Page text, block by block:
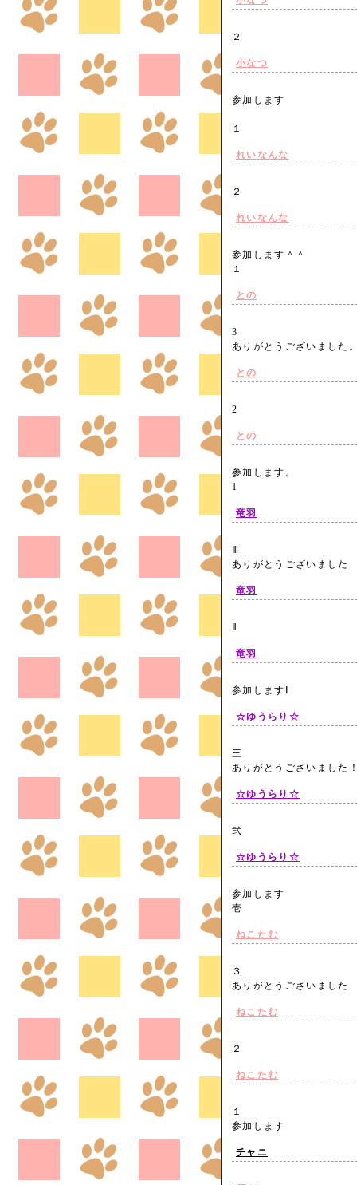
２
小なつ
参加します
１
れいなんな
２
れいなんな
参加します＾＾
１
との
3
ありがとうございまし
との
2
との
参加します。
1
竜羽
ありがとうございまし
竜羽
竜羽
参加しますⅠ
☆ゆうらり☆
三
ありがとうございまし
☆ゆうらり☆
弐
☆ゆうらり☆
参加します
壱
ねこたむ
３
ありがとうございまし
ねこたむ
２
ねこたむ
１
参加します
チャニ